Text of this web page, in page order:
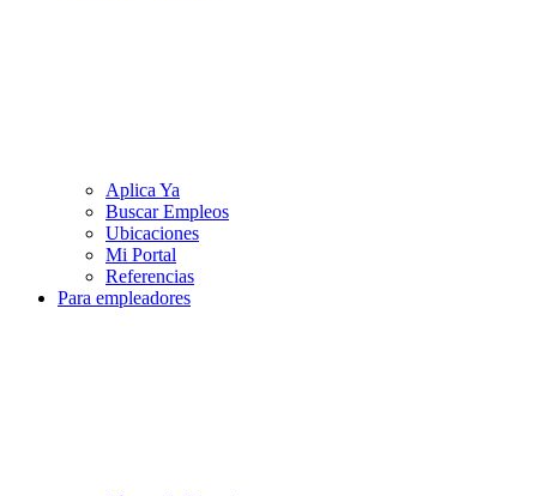
Aplica Ya
Buscar Empleos
Ubicaciones
Mi Portal
Referencias
Para empleadores